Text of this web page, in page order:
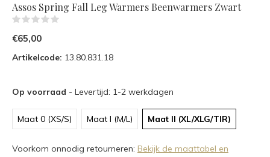
Assos Spring Fall Leg Warmers Beenwarmers Zwart
€65,00
Artikelcode: 13.80.831.18
Op voorraad - Levertijd: 1-2 werkdagen
Maat 0 (XS/S) Maat I (M/L) Maat II (XL/XLG/TIR)
Voorkom onnodig retourneren: Bekijk de maattabel en